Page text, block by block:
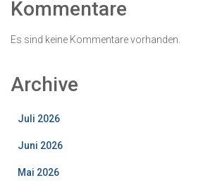
Kommentare
Es sind keine Kommentare vorhanden.
Archive
Juli 2026
Juni 2026
Mai 2026